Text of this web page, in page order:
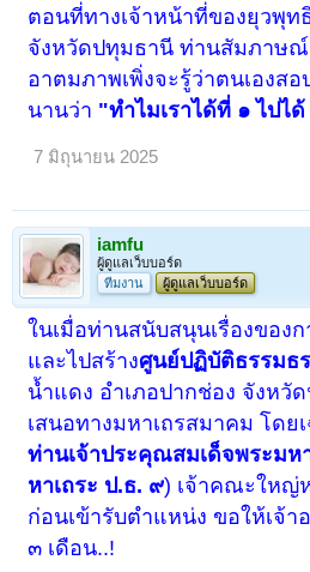
ตอนที่ทางเจ้าหน้าที่ของยุวพุ
จังหวัดปทุมธานี ท่านสัมภาษ
อาตมภาพเพิ่งจะรู้ว่าตนเองสอ
นานว่า "ทำไมเราได้ที่ ๑ ไปไ
7 มิถุนายน 2025
iamfu
ผู้ดูแลเว็บบอร์ด
ทีมงาน
ผู้ดูแลเว็บบอร์ด
ในเมื่อท่านสนับสนุนเรื่องของ
และไปสร้างศูนย์ปฏิบัติธรรมธ
น้ำแดง อำเภอปากช่อง จังหวั
เสนอทางมหาเถรสมาคม โดย
ท่านเจ้าประคุณสมเด็จพระมห
หาเถระ ป.ธ. ๙) เจ้าคณะใหญ่
ก่อนเข้ารับตำแหน่ง ขอให้เจ้า
๓ เดือน..!